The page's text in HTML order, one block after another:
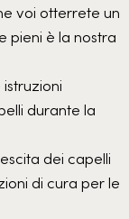
voi otterrete un
pieni è la nostra
durante la
dei capelli
di cura per le